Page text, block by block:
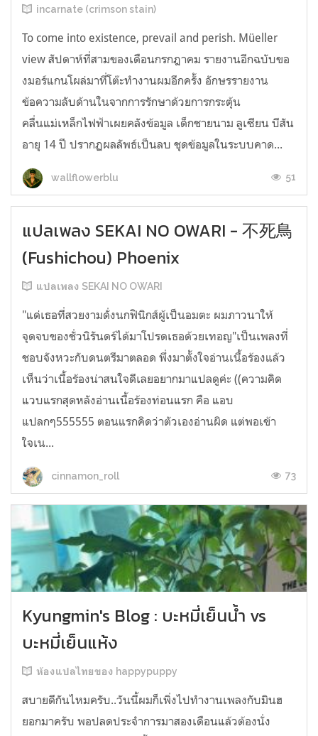
incarnate (crimson stain)
To come into existence, prevail and perish. Müeller
view สัปดาห์ที่สามของเดือนกรกฎาคม รายงานอีกฉบับขอ
งมอร์แกนโผล่มาที่โต๊ะทำงานผมอีกครั้ง อักษรรายงาน
ข้อความลับด้านในจากการรักษาด้วยการกระตุ้น
คลื่นแม่เหล็กไฟฟ้าเผยคลังข้อมูล เด็กชายนาม ลูเซียน บีสัน
อายุ 14 ปี ปรากฏผลลัพธ์เป็นลบ ชุดข้อมูลในระบบคาด...
wallflowerblu 51
แปลเพลง SEKAI NO OWARI - 不死鳥
(Fushichou) Phoenix
แปลเพลง SEKAI NO OWARI
"แด่เธอที่สวยงามดั่งนกฟินิกส์ผู้เป็นอมตะ ผมภาวนาให้
จุดจบของชั่วนิรันดร์ได้มาโปรดเธอด้วยเทอญ"เป็นเพลงที่
ชอบจังหวะกับดนตรีมาตลอด พึ่งมาตั้งใจอ่านเนื้อร้องแล้ว
เห็นว่าเนื้อร้องน่าสนใจดีเลยอยากมาแปลดูค่ะ ((ความคิด
แวบแรกสุดหลังอ่านเนื้อร้องท่อนแรก คือ แอบ
แปลกๆ555555 ตอนแรกคิดว่าตัวเองอ่านผิด แต่พอเข้า
ใจเน...
cinnamon_roll 73
Kyungmin's Blog : บะหมี่เย็นน้ำ vs
บะหมี่เย็นแห้ง
ห้องแปลไทยของ happypuppy
สบายดีกันไหมครับ..วันนี้ผมก็เพิ่งไปทำงานเพลงกับมินฮ
ยอกมาครับ พอปลดประจำการมาสองเดือนแล้วต้องนั่ง